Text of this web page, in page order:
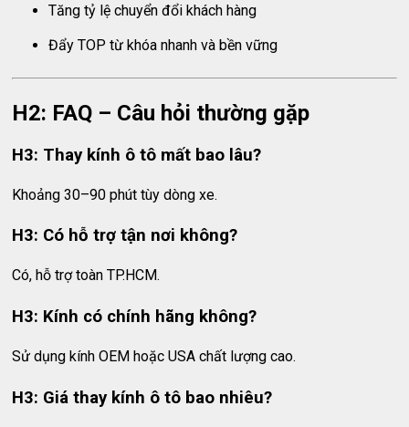
Tăng tỷ lệ chuyển đổi khách hàng
Đẩy TOP từ khóa nhanh và bền vững
H2: FAQ – Câu hỏi thường gặp
H3: Thay kính ô tô mất bao lâu?
Khoảng 30–90 phút tùy dòng xe.
H3: Có hỗ trợ tận nơi không?
Có, hỗ trợ toàn TP.HCM.
H3: Kính có chính hãng không?
Sử dụng kính OEM hoặc USA chất lượng cao.
H3: Giá thay kính ô tô bao nhiêu?